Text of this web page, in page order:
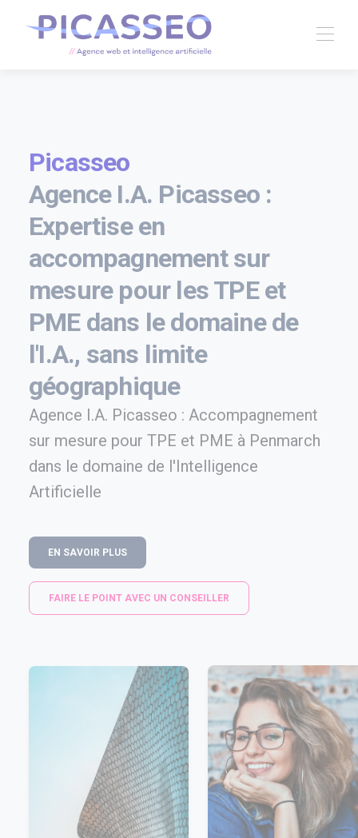
Picasseo
Agence I.A. Picasseo :
Expertise en
accompagnement sur
mesure pour les TPE et
PME dans le domaine de
l'I.A., sans limite
géographique
Agence I.A. Picasseo : Accompagnement
sur mesure pour TPE et PME à Penmarch
dans le domaine de l'Intelligence
Artificielle
EN SAVOIR PLUS
FAIRE LE POINT AVEC UN CONSEILLER